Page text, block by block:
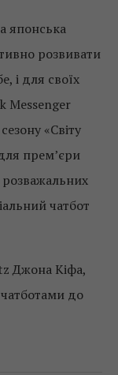
японська
розвивати
і для своїх
Messenger
«Світу
прем’єри
чатбот
Джона Кіфа,
до